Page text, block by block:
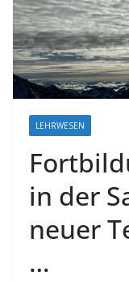
LEHRWESEN
in der
neuer
…